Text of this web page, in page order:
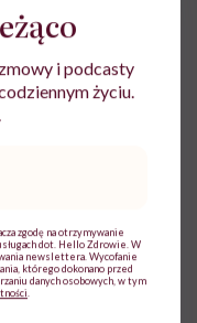
uczyniła
w Wirtualnej
i podcasty
życiu.
zgodę na otrzymywanie
dot. Hello Zdrowie. W
newslettera. Wycofanie
którego dokonano przed
danych osobowych, w tym